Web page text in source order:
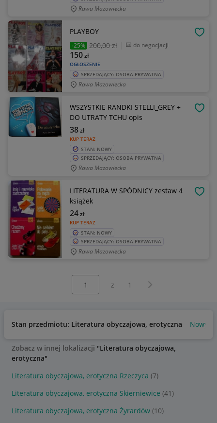
Rawa Mazowiecka
PLAYBOY
-25% 200,00 zł do negocjacji
OGŁOSZENIE
150zł
SPRZEDAJĄCY: OSOBA PRYWATNA
Rawa Mazowiecka
WSZYSTKIE RANDKI STELLI_GREY +
DO UTRATY TCHU opis
KUP TERAZ
38zł
STAN: NOWY
SPRZEDAJĄCY: OSOBA PRYWATNA
Rawa Mazowiecka
LITERATURA W SPÓDNICY zestaw 4
książek
KUP TERAZ
24zł
STAN: NOWY
SPRZEDAJĄCY: OSOBA PRYWATNA
Rawa Mazowiecka
z 1 Następna strona
Stan przedmiotu: Literatura obyczajowa, erotyczna Nowy
Zobacz w innej lokalizacji "Literatura obyczajowa,
erotyczna"
Literatura obyczajowa, erotyczna Rzeczyca (7)
Literatura obyczajowa, erotyczna Skierniewice (41)
Literatura obyczajowa, erotyczna Żyrardów (10)